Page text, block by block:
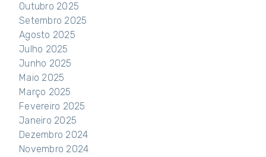
Outubro 2025
Setembro 2025
Agosto 2025
Julho 2025
Junho 2025
Maio 2025
Março 2025
Fevereiro 2025
Janeiro 2025
Dezembro 2024
Novembro 2024